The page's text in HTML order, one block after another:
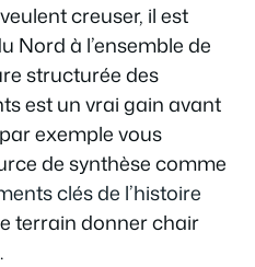
creuser, il est
Nord à l’ensemble de
structurée des
est un vrai gain avant
exemple vous
de synthèse comme
clés de l’histoire
terrain donner chair